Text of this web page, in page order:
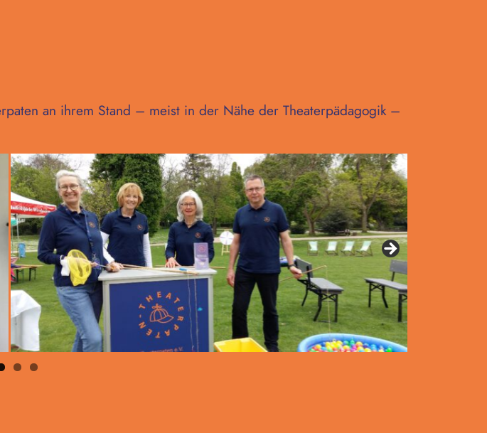
an ihrem Stand – meist in der Nähe der Theaterpädagogik –